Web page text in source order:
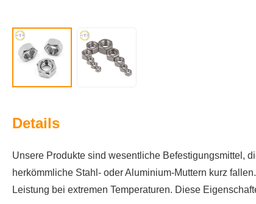
Details
Unsere Produkte sind wesentliche Befestigungsmittel,
herkömmliche Stahl- oder Aluminium-Muttern kurz
Leistung bei extremen Temperaturen. Diese